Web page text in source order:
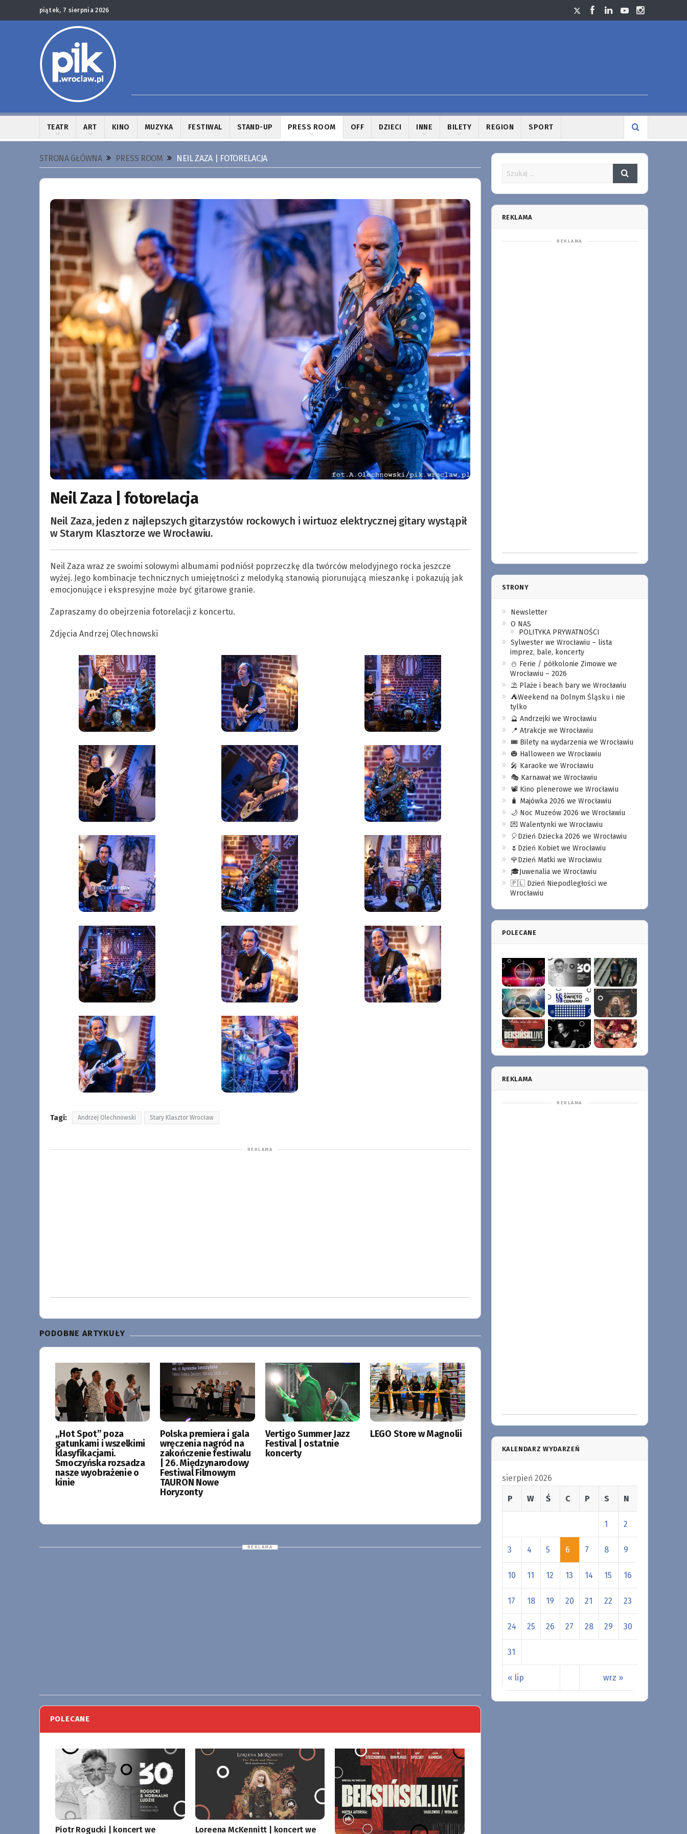
piątek, 7 sierpnia 2026
TEATR ART KINO MUZYKA FESTIWAL STAND-UP PRESS ROOM OFF DZIECI INNE BILETY REGION SPORT
STRONA GŁÓWNA PRESS ROOM NEIL ZAZA | FOTORELACJA
Neil Zaza | fotorelacja
Neil Zaza, jeden z najlepszych gitarzystów rockowych i wirtuoz elektrycznej gitary wystąpił
w Starym Klasztorze we Wrocławiu.
Neil Zaza wraz ze swoimi solowymi albumami podniósł poprzeczkę dla twórców melodyjnego rocka jeszcze
wyżej. Jego kombinacje technicznych umiejętności z melodyką stanowią piorunującą mieszankę i pokazują jak
emocjonujące i ekspresyjne może być gitarowe granie.
Zapraszamy do obejrzenia fotorelacji z koncertu.
Zdjęcia Andrzej Olechnowski
Tagi: Andrzej Olechnowski Stary Klasztor Wrocław
PODOBNE ARTYKUŁY
„Hot Spot” poza
gatunkami i wszelkimi
klasyfikacjami.
Smoczyńska rozsadza
nasze wyobrażenie o
kinie
Polska premiera i gala
wręczenia nagród na
zakończenie festiwalu
| 26. Międzynarodowy
Festiwal Filmowym
TAURON Nowe
Horyzonty
Vertigo Summer Jazz
Festival | ostatnie
koncerty
LEGO Store w Magnolii
POLECANE
Piotr Rogucki | koncert we Loreena McKennitt | koncert we
REKLAMA
STRONY
Newsletter
O NAS
POLITYKA PRYWATNOŚCI
Sylwester we Wrocławiu – lista
imprez, bale, koncerty
⛄️ Ferie / półkolonie Zimowe we
Wrocławiu – 2026
⛱️ Plaże i beach bary we Wrocławiu
⛺️Weekend na Dolnym Śląsku i nie
tylko
🔮 Andrzejki we Wrocławiu
📍 Atrakcje we Wrocławiu
🎟️ Bilety na wydarzenia we Wrocławiu
🎃 Halloween we Wrocławiu
🎤 Karaoke we Wrocławiu
🎭 Karnawał we Wrocławiu
📽️ Kino plenerowe we Wrocławiu
🧳 Majówka 2026 we Wrocławiu
🌙 Noc Muzeów 2026 we Wrocławiu
💌 Walentynki we Wrocławiu
🎈Dzień Dziecka 2026 we Wrocławiu
🌷Dzień Kobiet we Wrocławiu
🌹Dzień Matki we Wrocławiu
🎓Juwenalia we Wrocławiu
🇵🇱 Dzień Niepodległości we
Wrocławiu
POLECANE
REKLAMA
KALENDARZ WYDARZEŃ
sierpień 2026
P W Ś C P S N
« lip wrz »
1 2
3 4 5 6 7 8 9
10 11 12 13 14 15 16
17 18 19 20 21 22 23
24 25 26 27 28 29 30
31